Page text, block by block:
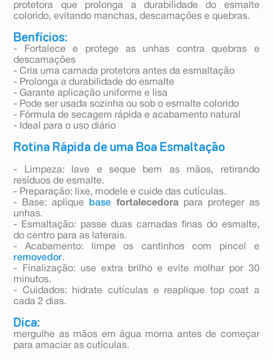
protetora que prolonga a durabilidade do esmalte
colorido, evitando manchas, descamações e quebras.
Benfícios:
- Fortalece e protege as unhas contra quebras e
descamações
- Cria uma camada protetora antes da esmaltação
- Prolonga a durabilidade do esmalte
- Garante aplicação uniforme e lisa
- Pode ser usada sozinha ou sob o esmalte colorido
- Fórmula de secagem rápida e acabamento natural
- Ideal para o uso diário
Rotina Rápida de uma Boa Esmaltação
- Limpeza: lave e seque bem as mãos, retirando
resíduos de esmalte.
- Preparação: lixe, modele e cuide das cutículas.
- Base: aplique
base fortalecedorapara proteger as
unhas.
- Esmaltação: passe duas camadas finas do esmalte,
do centro para as laterais.
- Acabamento: limpe os cantinhos com pincel e
removedor.
- Finalização: use extra brilho e evite molhar por 30
minutos.
- Cuidados: hidrate cutículas e reaplique top coat a
cada 2 dias.
Dica:
mergulhe as mãos em água morna antes de começar
para amaciar as cutículas.